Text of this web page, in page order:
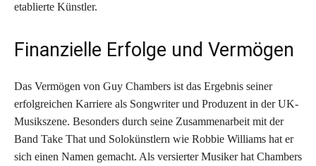
etablierte Künstler.
Finanzielle Erfolge und Vermögen
Das Vermögen von Guy Chambers ist das Ergebnis seiner
erfolgreichen Karriere als Songwriter und Produzent in der UK-
Musikszene. Besonders durch seine Zusammenarbeit mit der
Band Take That und Solokünstlern wie Robbie Williams hat er
sich einen Namen gemacht. Als versierter Musiker hat Chambers